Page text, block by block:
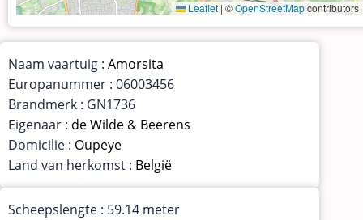
Leaflet |©OpenStreetMapcontributors
Naam vaartuig : Amorsita
Europanummer : 06003456
Brandmerk : GN1736
Eigenaar : de Wilde & Beerens
Domicilie : Oupeye
Land van herkomst : België
Scheepslengte : 59.14 meter